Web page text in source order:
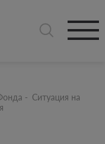
- Ситуация на